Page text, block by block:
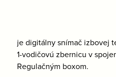
je digitálny snímač izbovej
1-vodičovú zbernicu v
Regulačným boxom.